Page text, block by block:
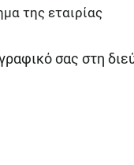
της εταιρίας
σας στη